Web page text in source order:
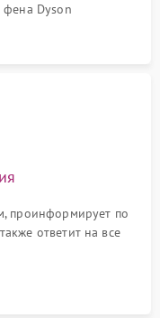
фена Dyson
проинформирует по
ответит на все